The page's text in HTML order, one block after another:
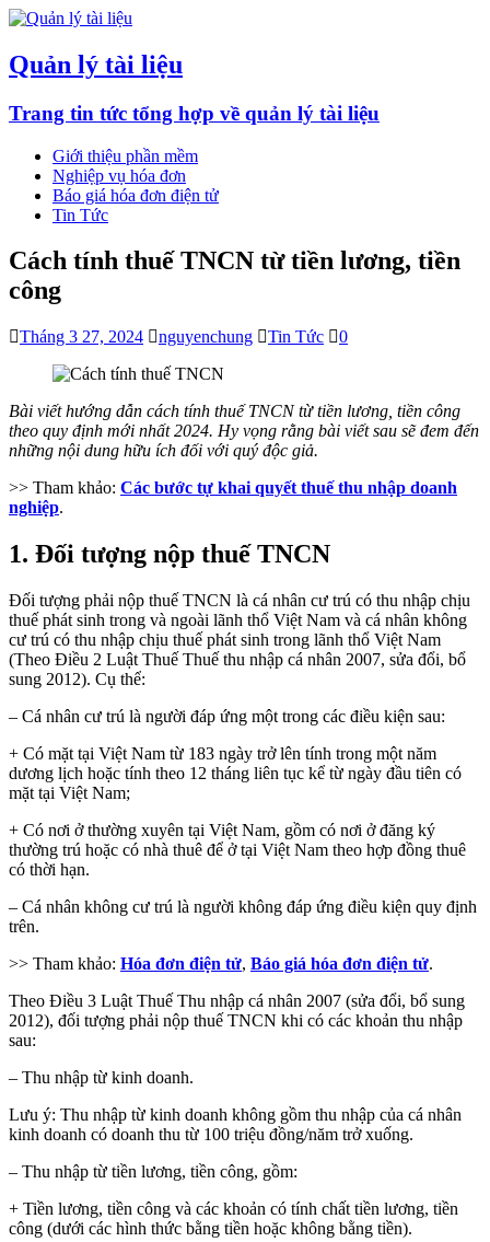
Quản lý tài liệu
Trang tin tức tổng hợp về quản lý tài liệu
Giới thiệu phần mềm
Nghiệp vụ hóa đơn
Báo giá hóa đơn điện tử
Tin Tức
Cách tính thuế TNCN từ tiền lương, tiền
công
Tháng 3 27, 2024 nguyenchung Tin Tức 0
Bài viết hướng dẫn cách tính thuế TNCN từ tiền lương, tiền công
theo quy định mới nhất 2024. Hy vọng rằng bài viết sau sẽ đem đến
những nội dung hữu ích đối với quý độc giả.
>> Tham khảo: Các bước tự khai quyết thuế thu nhập doanh
nghiệp.
1. Đối tượng nộp thuế TNCN
Đối tượng phải nộp thuế TNCN là cá nhân cư trú có thu nhập chịu
thuế phát sinh trong và ngoài lãnh thổ Việt Nam và cá nhân không
cư trú có thu nhập chịu thuế phát sinh trong lãnh thổ Việt Nam
(Theo Điều 2 Luật Thuế Thuế thu nhập cá nhân 2007, sửa đổi, bổ
sung 2012). Cụ thể:
– Cá nhân cư trú là người đáp ứng một trong các điều kiện sau:
+ Có mặt tại Việt Nam từ 183 ngày trở lên tính trong một năm
dương lịch hoặc tính theo 12 tháng liên tục kể từ ngày đầu tiên có
mặt tại Việt Nam;
+ Có nơi ở thường xuyên tại Việt Nam, gồm có nơi ở đăng ký
thường trú hoặc có nhà thuê để ở tại Việt Nam theo hợp đồng thuê
có thời hạn.
– Cá nhân không cư trú là người không đáp ứng điều kiện quy định
trên.
>> Tham khảo: Hóa đơn điện tử, Báo giá hóa đơn điện tử.
Theo Điều 3 Luật Thuế Thu nhập cá nhân 2007 (sửa đổi, bổ sung
2012), đối tượng phải nộp thuế TNCN khi có các khoản thu nhập
sau:
– Thu nhập từ kinh doanh.
Lưu ý: Thu nhập từ kinh doanh không gồm thu nhập của cá nhân
kinh doanh có doanh thu từ 100 triệu đồng/năm trở xuống.
– Thu nhập từ tiền lương, tiền công, gồm:
+ Tiền lương, tiền công và các khoản có tính chất tiền lương, tiền
công (dưới các hình thức bằng tiền hoặc không bằng tiền).